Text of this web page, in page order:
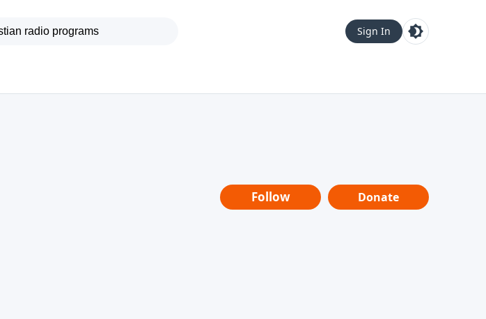
Sign In
Follow Donate